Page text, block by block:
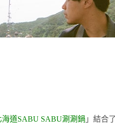
海道SABU SABU涮涮鍋 」結合